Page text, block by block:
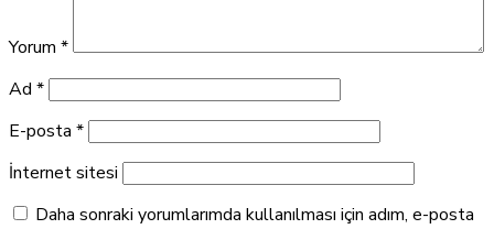
Yorum *
Ad *
E-posta *
İnternet sitesi
Daha sonraki yorumlarımda kullanılması için adım, e-posta